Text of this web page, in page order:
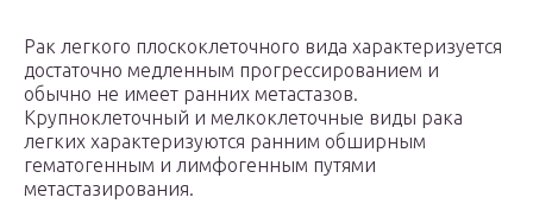
Рак легкого плоскоклеточного вида характеризуется
достаточно медленным прогрессированием и
обычно не имеет ранних метастазов.
Крупноклеточный и мелкоклеточные виды рака
легких характеризуются ранним обширным
гематогенным и лимфогенным путями
метастазирования.